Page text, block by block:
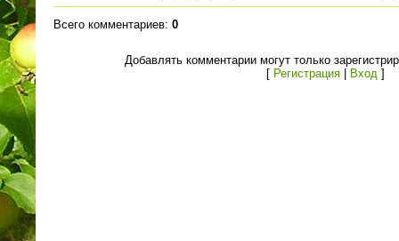
Всего комментариев: 0
Добавлять комментарии могут только
[ Регистрация| Вход ]